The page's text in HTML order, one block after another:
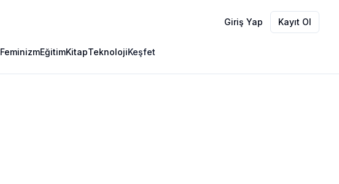
Giriş Yap Kayıt Ol
FeminizmEğitimKitapTeknolojiKeşfet